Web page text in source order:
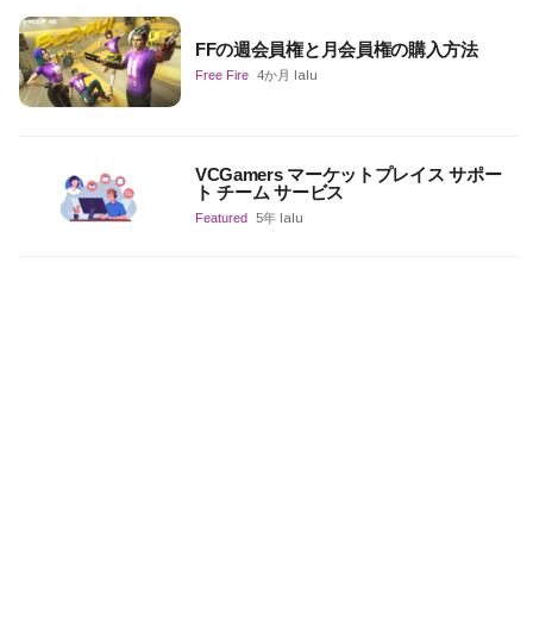
FFの週会員権と月会員権の購入方法
Free Fire 4か月 lalu
VCGamers マーケットプレイス サポー
ト チーム サービス
Featured 5年 lalu